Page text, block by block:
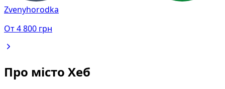
Zvenyhorodka
От4 800 грн
Про місто Хеб